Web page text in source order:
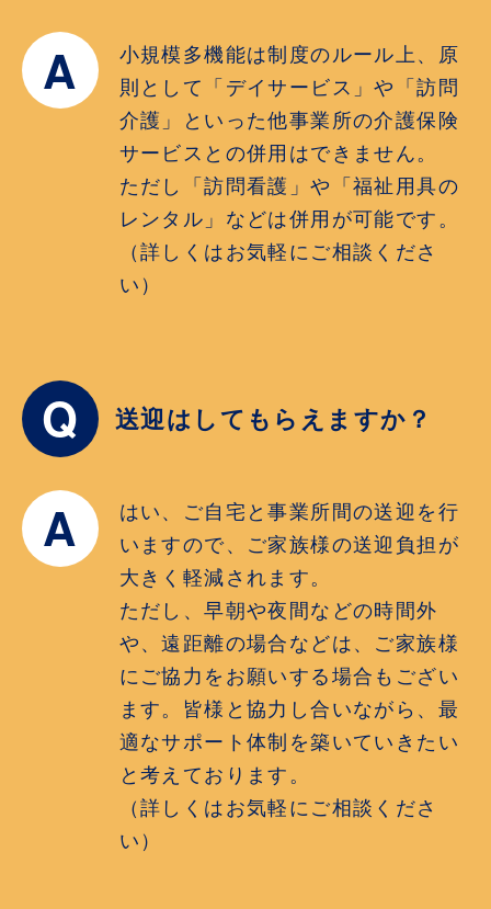
A
小規模多機能は制度のルール上、原
則として「デイサービス」や「訪問
介護」といった他事業所の介護保険
サービスとの併用はできません。
ただし「訪問看護」や「福祉用具の
レンタル」などは併用が可能です。
（詳しくはお気軽にご相談くださ
い）
Q 送迎はしてもらえますか？
A
はい、ご自宅と事業所間の送迎を行
いますので、ご家族様の送迎負担が
大きく軽減されます。
ただし、早朝や夜間などの時間外
や、遠距離の場合などは、ご家族様
にご協力をお願いする場合もござい
ます。皆様と協力し合いながら、最
適なサポート体制を築いていきたい
と考えております。
（詳しくはお気軽にご相談くださ
い）